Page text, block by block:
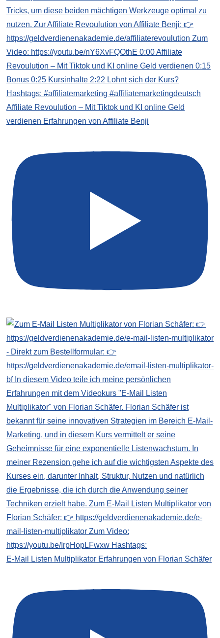
Affiliate Revoulution – Mit Tiktok und KI online Geld
verdienen Erfahrungen von Affiliate Benji
E-Mail Listen Multiplikator Erfahrungen von Florian Schäfer